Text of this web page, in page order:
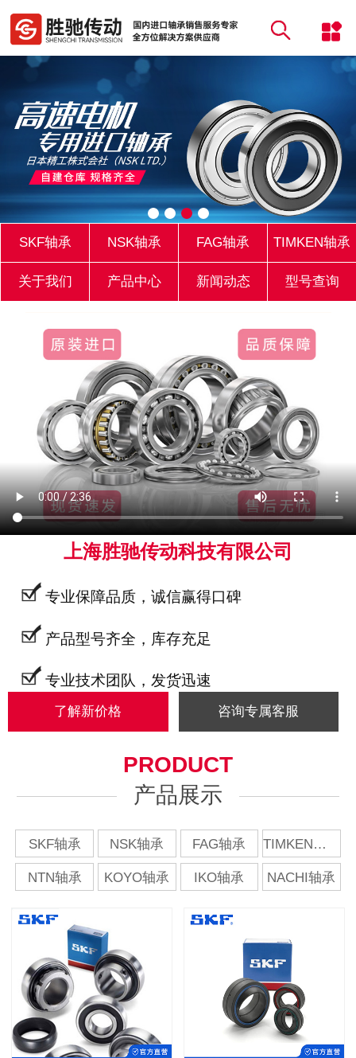
SKF轴承 NSK轴承 FAG轴承 TIMKEN轴承
关于我们 产品中心 新闻动态 型号查询
上海胜驰传动科技有限公司
专业保障品质，诚信赢得口碑
产品型号齐全，库存充足
专业技术团队，发货迅速
了解新价格 咨询专属客服
PRODUCT
产品展示
SKF轴承 NSK轴承 FAG轴承 TIMKEN轴承
NTN轴承 KOYO轴承 IKO轴承 NACHI轴承